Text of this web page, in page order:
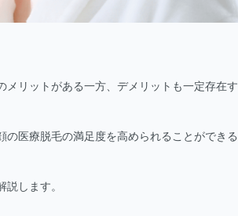
リットがある一方、デメリットも一定存在す
医療脱毛の満足度を高められることができる
します。